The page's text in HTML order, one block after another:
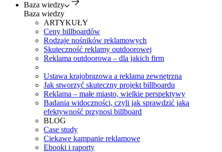
Baza wiedzy
Baza wiedzy
ARTYKUŁY
Ceny billboardów
Rodzaje nośników reklamowych
Skuteczność reklamy outdoorowej
Reklama outdoorowa – dla jakich firm
Ustawa krajobrazowa a reklama zewnętrzna
Jak stworzyć skuteczny projekt billboardu
Reklama – małe miasto, wielkie perspektywy
Badania widoczności, czyli jak sprawdzić jaką
efektywność przynosi billboard
BLOG
Case study
Ciekawe kampanie reklamowe
Ebooki i raporty